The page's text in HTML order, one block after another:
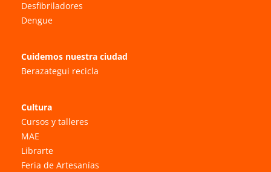
Desfibriladores
Dengue
Cuidemos nuestra ciudad
Berazategui recicla
Cultura
Cursos y talleres
MAE
Librarte
Feria de Artesanías